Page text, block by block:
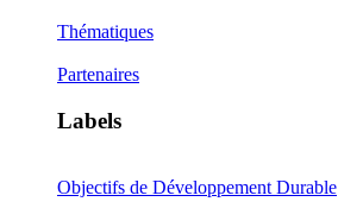
Thématiques
Partenaires
Labels
Objectifs de Développement Durable